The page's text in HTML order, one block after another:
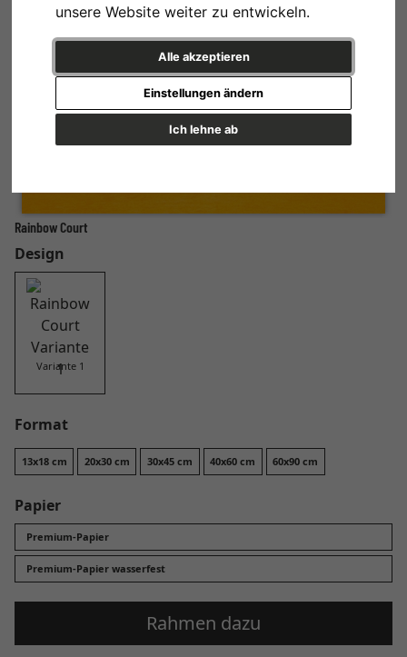
unsere Website weiter zu entwickeln.
Alle akzeptieren
Ich lehne ab
Einstellungen ändern
Rainbow Court
Design
Variante 1
Format
13x18 cm 20x30 cm 30x45 cm 40x60 cm 60x90 cm
Papier
Premium-Papier
Premium-Papier wasserfest
Rahmen dazu